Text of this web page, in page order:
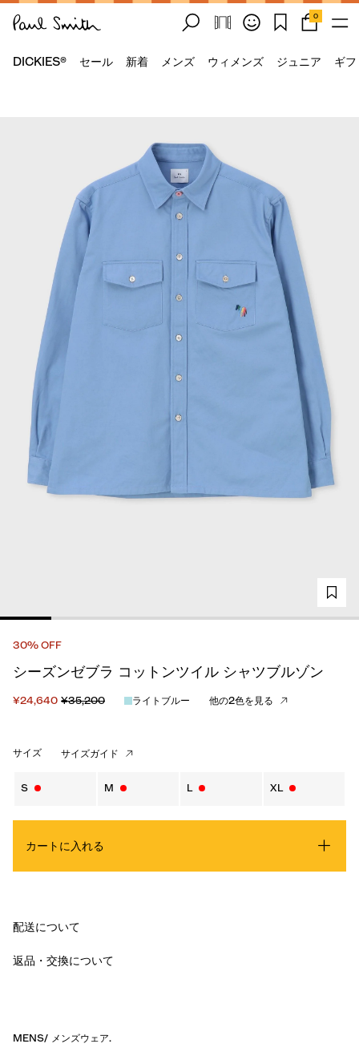
0
DICKIES® セール 新着 メンズ ウィメンズ ジュニア ギ
30% OFF
シーズンゼブラ コットンツイル シャツブルゾン
¥24,640 ¥35,200 ライトブルー 他の2色を見る
サイズ サイズガイド
S M L XL
カートに入れる
配送について
返品・交換について
MENS/ メンズウェア.